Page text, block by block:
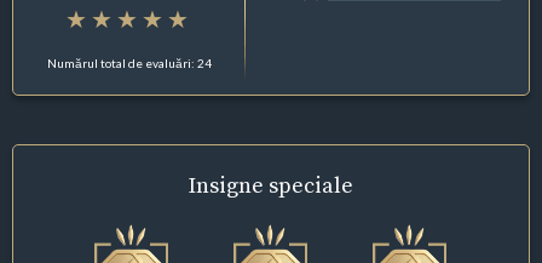
Numărul total de evaluări: 24
Insigne speciale